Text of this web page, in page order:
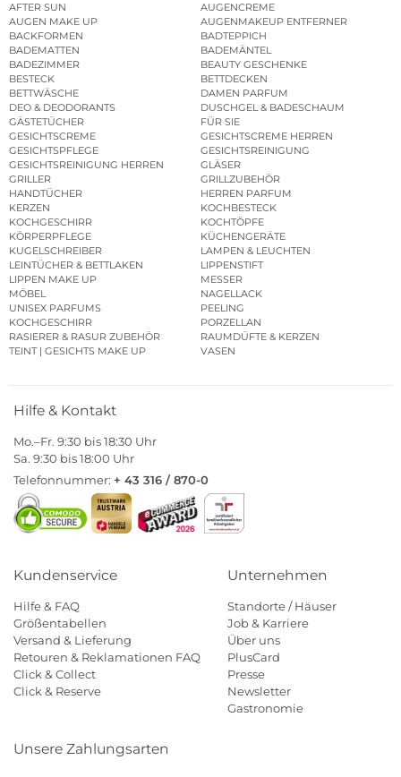
AFTER SUN
AUGENCREME
AUGEN MAKE UP
AUGENMAKEUP ENTFERNER
BACKFORMEN
BADTEPPICH
BADEMATTEN
BADEMÄNTEL
BADEZIMMER
BEAUTY GESCHENKE
BESTECK
BETTDECKEN
BETTWÄSCHE
DAMEN PARFUM
DEO & DEODORANTS
DUSCHGEL & BADESCHAUM
GÄSTETÜCHER
FÜR SIE
GESICHTSCREME
GESICHTSCREME HERREN
GESICHTSPFLEGE
GESICHTSREINIGUNG
GESICHTSREINIGUNG HERREN
GLÄSER
GRILLER
GRILLZUBEHÖR
HANDTÜCHER
HERREN PARFUM
KERZEN
KOCHBESTECK
KOCHGESCHIRR
KOCHTÖPFE
KÖRPERPFLEGE
KÜCHENGERÄTE
KUGELSCHREIBER
LAMPEN & LEUCHTEN
LEINTÜCHER & BETTLAKEN
LIPPENSTIFT
LIPPEN MAKE UP
MESSER
MÖBEL
NAGELLACK
UNISEX PARFUMS
PEELING
KOCHGESCHIRR
PORZELLAN
RASIERER & RASUR ZUBEHÖR
RAUMDÜFTE & KERZEN
TEINT | GESICHTS MAKE UP
VASEN
Hilfe & Kontakt
Mo.–Fr. 9:30 bis 18:30 Uhr
Sa. 9:30 bis 18:00 Uhr
Telefonnummer: + 43 316 / 870-0
Kundenservice
Hilfe & FAQ
Größentabellen
Versand & Lieferung
Retouren & Reklamationen FAQ
Click & Collect
Click & Reserve
Unternehmen
Standorte / Häuser
Job & Karriere
Über uns
PlusCard
Presse
Newsletter
Gastronomie
Unsere Zahlungsarten